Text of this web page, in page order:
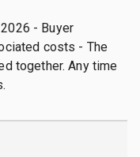
- Buyer
costs - The
together. Any time